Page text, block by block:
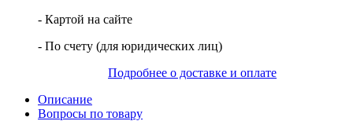
- Картой на сайте
- По счету (для юридических лиц)
Подробнее о доставке и оплате
Описание
Вопросы по товару